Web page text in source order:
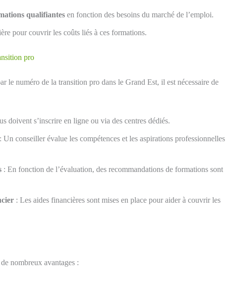
qualifiantes en fonction des besoins du marché de l’emploi.
pour couvrir les coûts liés à ces formations.
pro
le numéro de la transition pro dans le Grand Est, il est nécessaire de
doivent s’inscrire en ligne ou via des centres dédiés.
: Un conseiller évalue les compétences et les aspirations professionnelles
: En fonction de l’évaluation, des recommandations de formations sont
: Les aides financières sont mises en place pour aider à couvrir les
nombreux avantages :